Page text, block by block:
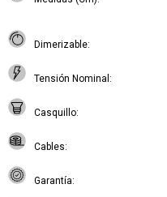
Dimerizable
Tensión Nominal
Casquillo
Cables
Garantía